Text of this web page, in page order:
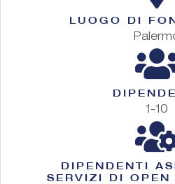
LUOGO DI
1-10
DIPENDENTI
SERVIZI DI OPEN